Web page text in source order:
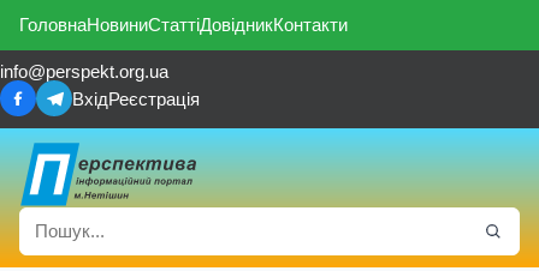
ГоловнаНовиниСтаттіДовідникКонтакти
info@perspekt.org.ua
ВхідРеєстрація